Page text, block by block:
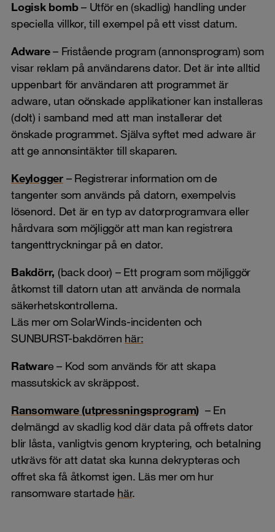
Logisk bomb– Utför en (skadlig) handling under
speciella villkor, till exempel på ett visst datum.
Adware– Fristående program (annonsprogram) som
visar reklam på användarens dator. Det är inte alltid
uppenbart för användaren att programmet är
adware, utan oönskade applikationer kan installeras
(dolt) i samband med att man installerar det
önskade programmet. Själva syftet med adware är
att ge annonsintäkter till skaparen.
Keylogger– Registrerar information om de
tangenter som används på datorn, exempelvis
lösenord. Det är en typ av datorprogramvara eller
hårdvara som möjliggör att man kan registrera
tangenttryckningar på en dator.
Bakdörr, (back door) – Ett program som möjliggör
åtkomst till datorn utan att använda de normala
säkerhetskontrollerna.
Läs mer om SolarWinds-incidenten och
SUNBURST-bakdörren här:
Ratware – Kod som används för att skapa
massutskick av skräppost.
Ransomware (utpressningsprogram) – En
delmängd av skadlig kod där data på offrets dator
blir låsta, vanligtvis genom kryptering, och betalning
utkrävs för att datat ska kunna dekrypteras och
offret ska få åtkomst igen. Läs mer om hur
ransomware startade här.